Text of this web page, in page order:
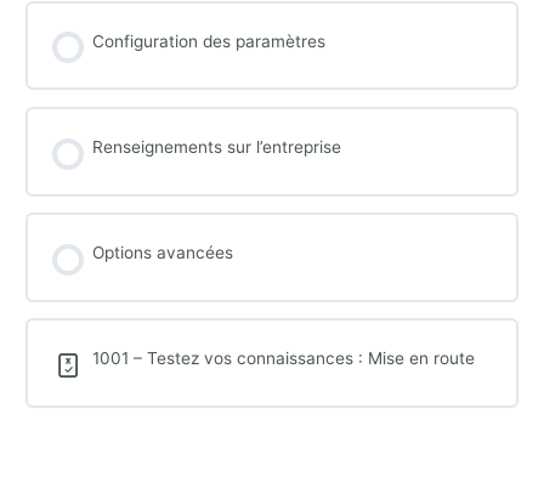
Configuration des paramètres
Renseignements sur l’entreprise
Options avancées
1001 – Testez vos connaissances : Mise en route